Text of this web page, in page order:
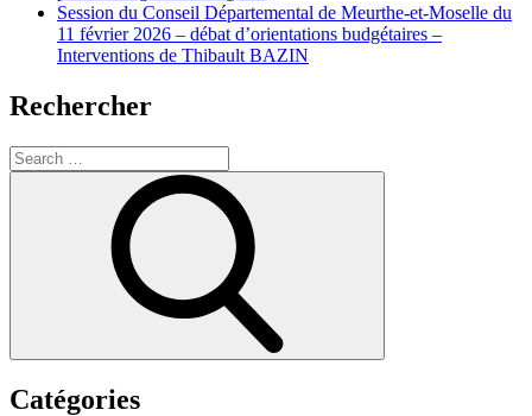
Session du Conseil Départemental de Meurthe-et-Moselle du
11 février 2026 – débat d’orientations budgétaires –
Interventions de Thibault BAZIN
Rechercher
Search
for:
Catégories